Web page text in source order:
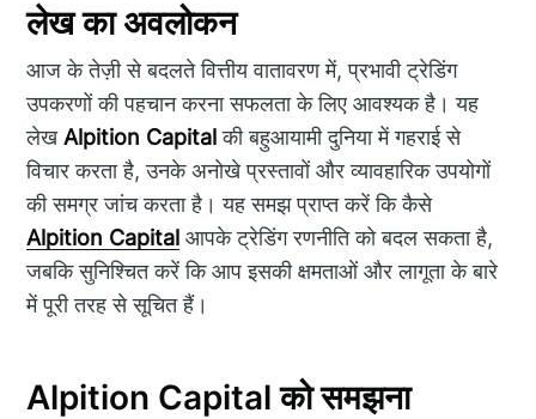
लेख का अवलोकन
आज के तेज़ी से बदलते वित्तीय वातावरण में, प्रभावी ट्रेडिंग
उपकरणों की पहचान करना सफलता के लिए आवश्यक है। यह
लेखAlpition Capitalकी बहुआयामी दुनिया में गहराई से
विचार करता है, उनके अनोखे प्रस्तावों और व्यावहारिक उपयोगों
की समग्र जांच करता है। यह समझ प्राप्त करें कि कैसे
Alpition Capital आपके ट्रेडिंग रणनीति को बदल सकता है,
जबकि सुनिश्चित करें कि आप इसकी क्षमताओं और लागूता के बारे
में पूरी तरह से सूचित हैं।
Alpition Capital को समझना